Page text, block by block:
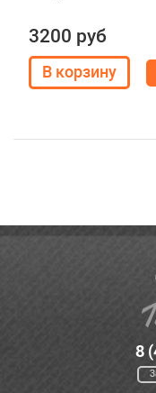
3200 руб
8